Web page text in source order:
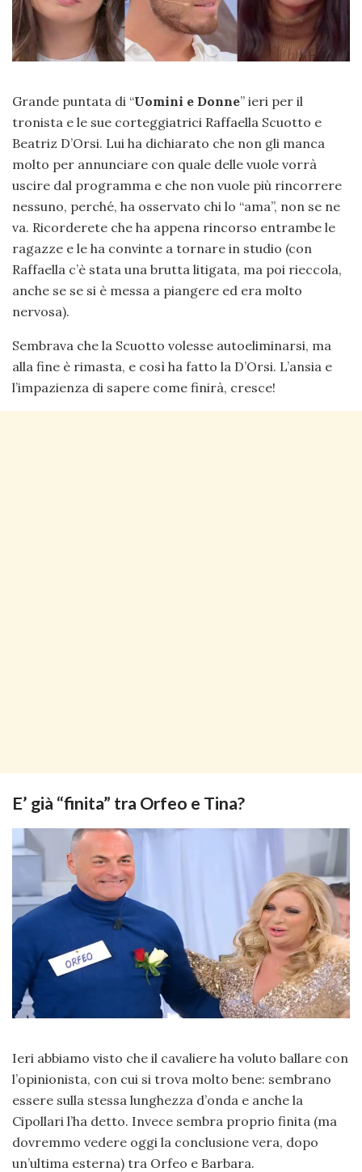
Grande puntata di “Uomini e Donne” ieri per il
tronista e le sue corteggiatrici Raffaella Scuotto e
Beatriz D’Orsi. Lui ha dichiarato che non gli manca
molto per annunciare con quale delle vuole vorrà
uscire dal programma e che non vuole più rincorrere
nessuno, perché, ha osservato chi lo “ama”, non se ne
va. Ricorderete che ha appena rincorso entrambe le
ragazze e le ha convinte a tornare in studio (con
Raffaella c’è stata una brutta litigata, ma poi rieccola,
anche se se si è messa a piangere ed era molto
nervosa).
Sembrava che la Scuotto volesse autoeliminarsi, ma
alla fine è rimasta, e così ha fatto la D’Orsi. L’ansia e
l’impazienza di sapere come finirà, cresce!
E’ già “finita” tra Orfeo e Tina?
Ieri abbiamo visto che il cavaliere ha voluto ballare con
l’opinionista, con cui si trova molto bene: sembrano
essere sulla stessa lunghezza d’onda e anche la
Cipollari l’ha detto. Invece sembra proprio finita (ma
dovremmo vedere oggi la conclusione vera, dopo
un’ultima esterna) tra Orfeo e Barbara.